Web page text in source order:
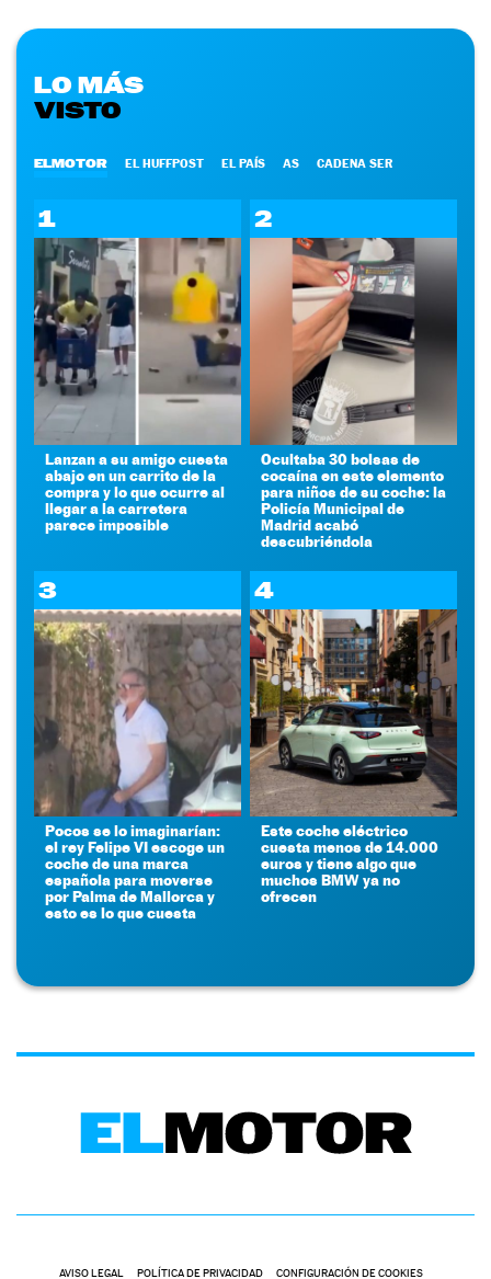
LO MÁS
VISTO
ELMOTOR EL HUFFPOST EL PAÍS AS CADENA SER
1
Lanzan a su amigo cuesta
abajo en un carrito de la
compra y lo que ocurre al
llegar a la carretera
parece imposible
2
Ocultaba 30 bolsas de
cocaína en este elemento
para niños de su coche: la
Policía Municipal de
Madrid acabó
descubriéndola
3
Pocos se lo imaginarían:
el rey Felipe VI escoge un
coche de una marca
española para moverse
por Palma de Mallorca y
esto es lo que cuesta
4
Este coche eléctrico
cuesta menos de 14.000
euros y tiene algo que
muchos BMW ya no
ofrecen
AVISO LEGAL POLÍTICA DE PRIVACIDAD CONFIGURACIÓN DE COOKIES